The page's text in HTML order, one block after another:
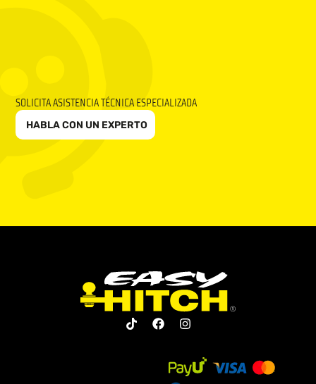
SOLICITA ASISTENCIA TÉCNICA ESPECIALIZADA
HABLA CON UN EXPERTO